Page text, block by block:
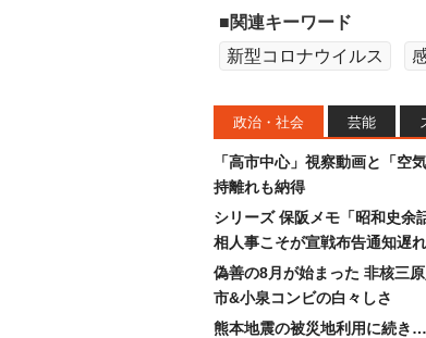
■関連キーワード
新型コロナウイルス
政治・社会 芸能
「高市中心」視察動画と「空
持離れも納得
シリーズ 保阪メモ「昭和史余
相人事こそが宣戦布告通知遅
偽善の8月が始まった 非核三
市&小泉コンビの白々しさ
熊本地震の被災地利用に続き